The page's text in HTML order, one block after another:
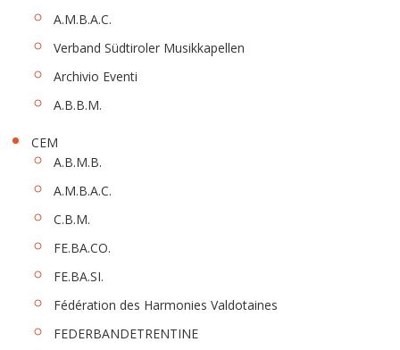
A.M.B.A.C.
Verband Südtiroler Musikkapellen
Archivio Eventi
A.B.B.M.
CEM
A.B.M.B.
A.M.B.A.C.
C.B.M.
FE.BA.CO.
FE.BA.SI.
Fédération des Harmonies Valdotaines
FEDERBANDETRENTINE